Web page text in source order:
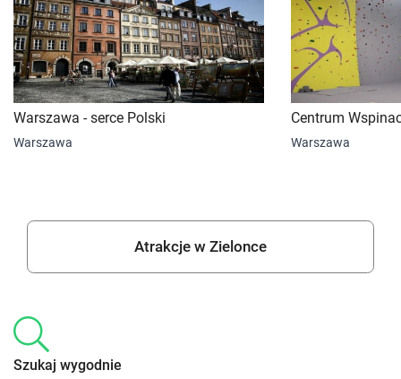
Warszawa - serce Polski
Warszawa
Centrum
Warszawa
Atrakcje w Zielonce
Szukaj wygodnie